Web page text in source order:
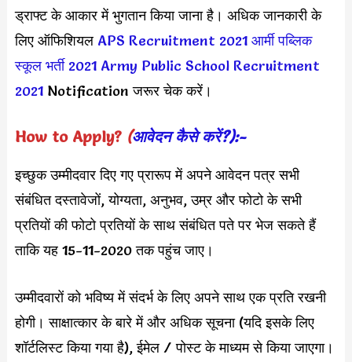
ड्राफ्ट के आकार में भुगतान किया जाना है। अधिक जानकारी के
लिए ऑफिशियल APS Recruitment 2021 आर्मी पब्लिक
स्कूल भर्ती 2021 Army Public School Recruitment
2021Notification जरूर चेक करें।
How to Apply?(आवेदन कैसे करें?):-
इच्छुक उम्मीदवार दिए गए प्रारूप में अपने आवेदन पत्र सभी
संबंधित दस्तावेजों, योग्यता, अनुभव, उम्र और फोटो के सभी
प्रतियों की फोटो प्रतियों के साथ संबंधित पते पर भेज सकते हैं
ताकि यह 15-11-2020 तक पहुंच जाए।
उम्मीदवारों को भविष्य में संदर्भ के लिए अपने साथ एक प्रति रखनी
होगी। साक्षात्कार के बारे में और अधिक सूचना (यदि इसके लिए
शॉर्टलिस्ट किया गया है), ईमेल / पोस्ट के माध्यम से किया जाएगा।